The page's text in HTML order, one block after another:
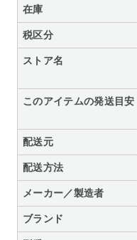
在庫
税区分
ストア名
このアイテムの発送目安
配送元
配送方法
メーカー／製造者
ブランド